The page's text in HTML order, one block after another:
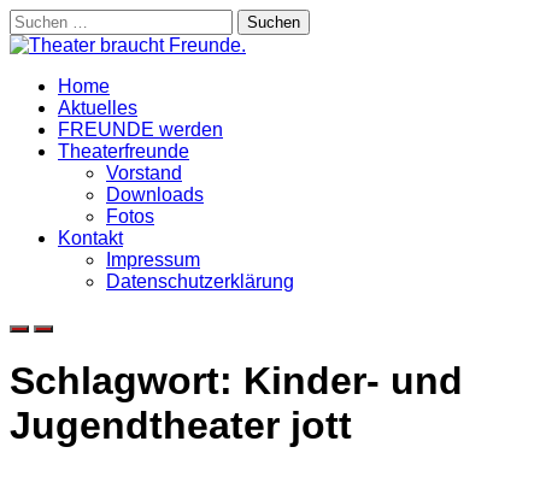
Skip
to
Suchen
nach:
Home
Aktuelles
FREUNDE werden
Theaterfreunde
Vorstand
Downloads
Fotos
Kontakt
Impressum
Datenschutzerklärung
Schlagwort: Kinder- und
Jugendtheater jott